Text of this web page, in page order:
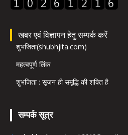
खबर एवं विज्ञापन हेतु सम्पर्क करें
शुभजिता(shubhjita.com)
महत्वपूर्ण लिंक
शुभजिता : सृजन ही समृद्धि की शक्ति है
सम्पर्क सूत्र